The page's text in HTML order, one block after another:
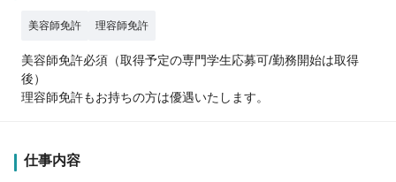
美容師免許 理容師免許
美容師免許必須（取得予定の専門学生応募可/勤務開始は取得
後）
理容師免許もお持ちの方は優遇いたします。
仕事内容